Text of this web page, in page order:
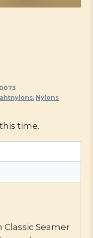
, Nylons
time.
Seamer